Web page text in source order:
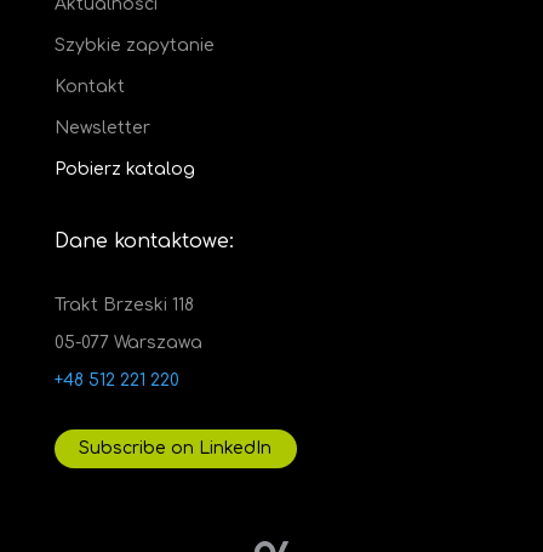
Aktualności
Szybkie zapytanie
Kontakt
Newsletter
Pobierz katalog
Dane kontaktowe:
Trakt Brzeski 118
05-077 Warszawa
+48 512 221 220
Subscribe on LinkedIn